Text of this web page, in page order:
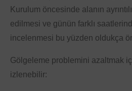
Kurulum öncesinde alanın
edilmesi ve günün farklı
incelenmesi bu yüzden oldukça
Gölgeleme problemini azaltmak
izlenebilir: